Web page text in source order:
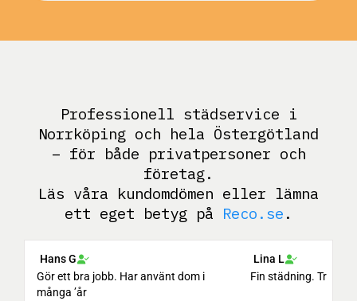
Professionell städservice i
Norrköping och hela Östergötland
– för både privatpersoner och
företag.
Läs våra kundomdömen eller lämna
ett eget betyg på Reco.se .